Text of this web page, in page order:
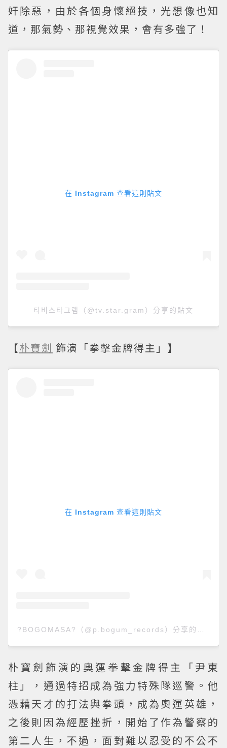
奸除惡，由於各個身懷絕技，光想像也知
道，那氣勢、那視覺效果，會有多強了！
在 Instagram 查看這則貼文
티비스타그램（@tv.star.gram）分享的貼文
【朴寶劍 飾演「拳擊金牌得主」】
在 Instagram 查看這則貼文
朴寶劍飾演的奧運拳擊金牌得主「尹東
柱」，通過特招成為強力特殊隊巡警。他
憑藉天才的打法與拳頭，成為奧運英雄，
之後則因為經歷挫折，開始了作為警察的
第二人生，不過，面對難以忍受的不公不